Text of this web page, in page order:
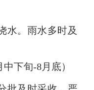
。雨水多时及
下旬-8月底）